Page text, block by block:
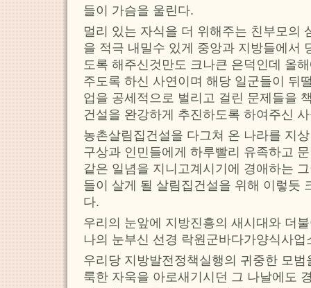
들이 가슴을 울린다.
멀리 있는 자식을 더 위해주는 친부모의
을 적극 내밀수 있게 중앙과 지방들에서
도록 해주신것만도 크나큰 은덕인데 올
주도록 하신 사연이며 해당 일군들이 뒤
업을 공세적으로 벌리고 걸린 문제들을
건설을 완강하게 추진하도록 하여주신
농촌살림집건설을 다그쳐 온 나라를 지
구상과 인민들에게 하루빨리 유족하고
같은 일념을 지니고계시기에 경애하는
들이 살게 될 살림집건설을 위해 이렇듯
다.
우리의 눈앞에 지방진흥의 새시대와 더
나의 눈부신 선경 락원군바다가양식사
우리당 지방발전정책실행의 귀중한 모
룩한 자욱을 아로새기시던 그 나날에도